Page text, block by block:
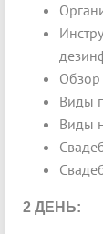
Обзор
Виды
Виды
2 ДЕНЬ: